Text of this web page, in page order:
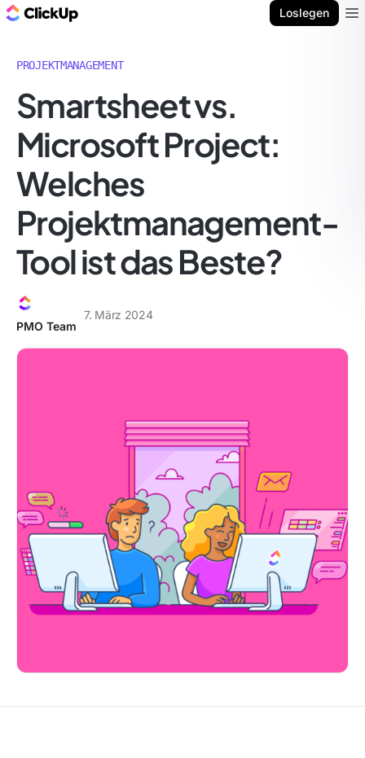
Loslegen
PROJEKTMANAGEMENT
Smartsheet vs.
Microsoft Project:
Welches
Projektmanagement-
Tool ist das Beste?
PMO Team
7. März 2024